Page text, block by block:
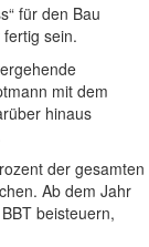
für den Bau
sein.
mit dem
hinaus
der gesamten
Ab dem Jahr
beisteuern,